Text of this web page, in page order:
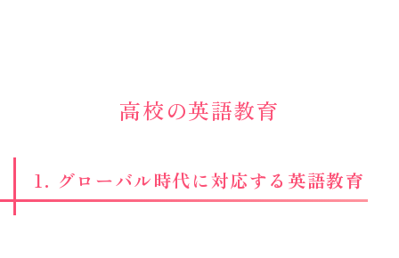
高校の英語教育
1. グローバル時代に対応する英語教育